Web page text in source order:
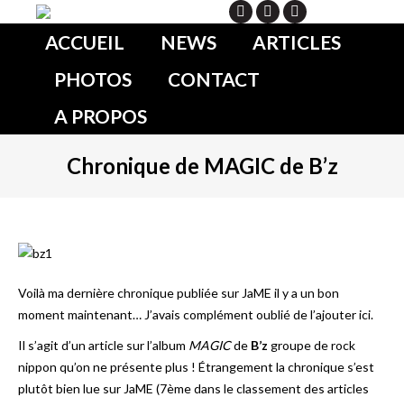
ACCUEIL NEWS
ARTICLES
PHOTOS
CONTACT
A PROPOS
Chronique de MAGIC de B’z
Voilà ma dernière chronique publiée sur JaME il y a un bon
moment maintenant… J’avais complément oublié de l’ajouter ici.
Il s’agit d’un article sur l’album MAGICde B’z groupe de rock
nippon qu’on ne présente plus ! Étrangement la chronique s’est
plutôt bien lue sur JaME (7ème dans le classement des articles